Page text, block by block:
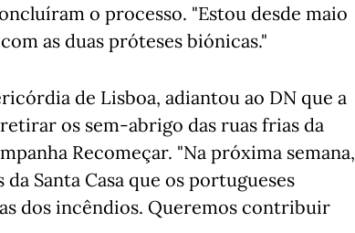
o processo. "Estou desde maio
as duas próteses biónicas."
de Lisboa, adiantou ao DN que a
os sem-abrigo das ruas frias da
Recomeçar. "Na próxima semana,
Santa Casa que os portugueses
dos incêndios. Queremos contribuir